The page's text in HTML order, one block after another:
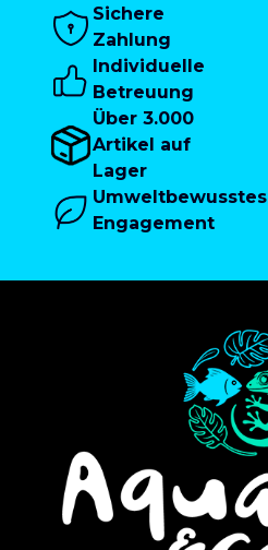
Sichere
Zahlung
Individuelle
Betreuung
Über 3.000
Artikel auf
Lager
Umweltbewusstes
Engagement